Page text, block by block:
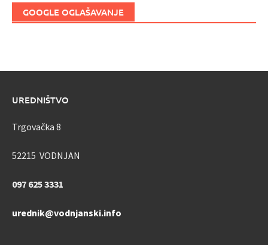
GOOGLE OGLAŠAVANJE
UREDNIŠTVO
Trgovačka 8
52215 VODNJAN
097 625 3331
urednik@vodnjanski.info